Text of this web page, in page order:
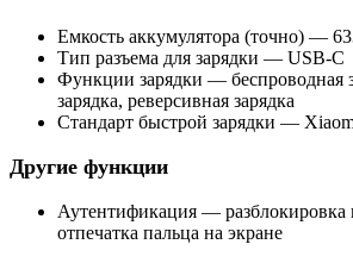
Емкость аккумулятора (точно) —
Тип разъема для зарядки — USB-C
Функции зарядки — беспроводная
зарядка, реверсивная зарядка
Стандарт быстрой зарядки —
Другие функции
Аутентификация — разблокировка
отпечатка пальца на экране